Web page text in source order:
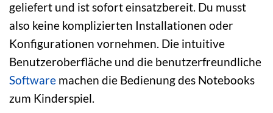
geliefert und ist sofort einsatzbereit. Du musst
also keine komplizierten Installationen oder
Konfigurationen vornehmen. Die intuitive
Benutzeroberfläche und die benutzerfreundliche
Software machen die Bedienung des Notebooks
zum Kinderspiel.